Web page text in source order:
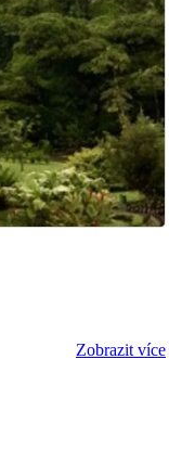
Zobrazit více